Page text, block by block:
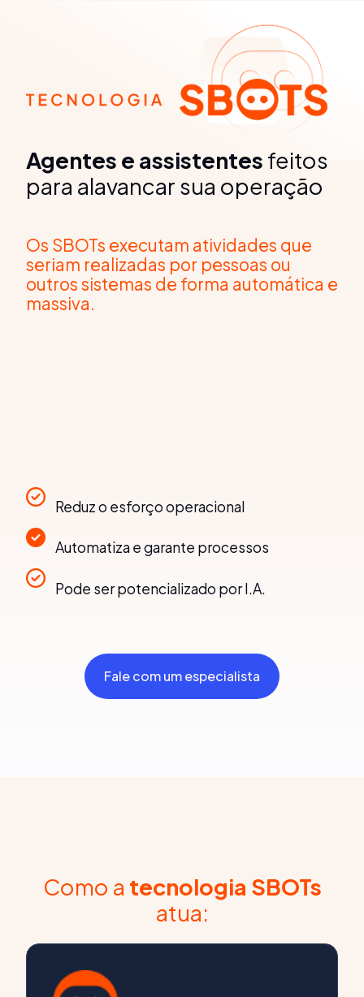
Agentes e assistentes feitos
para alavancar sua operação
Os SBOTs executam atividades que
seriam realizadas por pessoas ou
outros sistemas de forma automática e
massiva.
Reduz o esforço operacional
Automatiza e garante processos
Pode ser potencializado por I.A.
Fale com um especialista
Como a tecnologia SBOTs
atua: